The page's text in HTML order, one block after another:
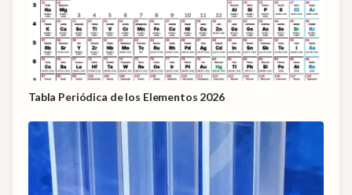
Tabla Periódica de los Elementos 2026